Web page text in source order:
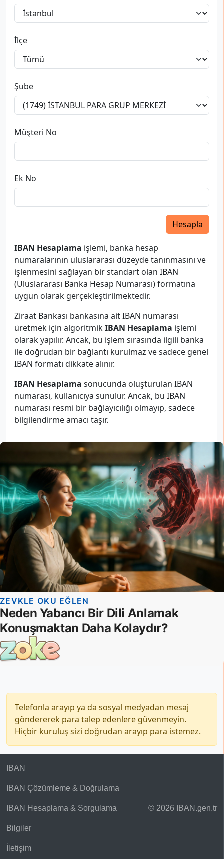
İlçe
Şube
Müşteri No
Ek No
Hesapla
IBAN Hesaplama işlemi, banka hesap
numaralarının uluslararası düzeyde tanınmasını ve
işlenmesini sağlayan bir standart olan IBAN
(Uluslararası Banka Hesap Numarası) formatına
uygun olarak gerçekleştirilmektedir.
Ziraat Bankası bankasına ait IBAN numarası
üretmek için algoritmikIBAN Hesaplama işlemi
olarak yapılır. Ancak, bu işlem sırasında ilgili banka
ile doğrudan bir bağlantı kurulmaz ve sadece genel
IBAN formatı dikkate alınır.
IBAN Hesaplama sonucunda oluşturulan IBAN
numarası, kullanıcıya sunulur. Ancak, bu IBAN
numarası resmi bir bağlayıcılığı olmayıp, sadece
bilgilendirme amacı taşır.
Telefonla arayıp ya da sosyal medyadan mesaj
göndererek para talep edenlere güvenmeyin.
Hiçbir kuruluş sizi doğrudan arayıp para istemez.
© 2026 IBAN.gen.tr
IBAN
IBAN Çözümleme & Doğrulama
IBAN Hesaplama & Sorgulama
Bilgiler
İletişim